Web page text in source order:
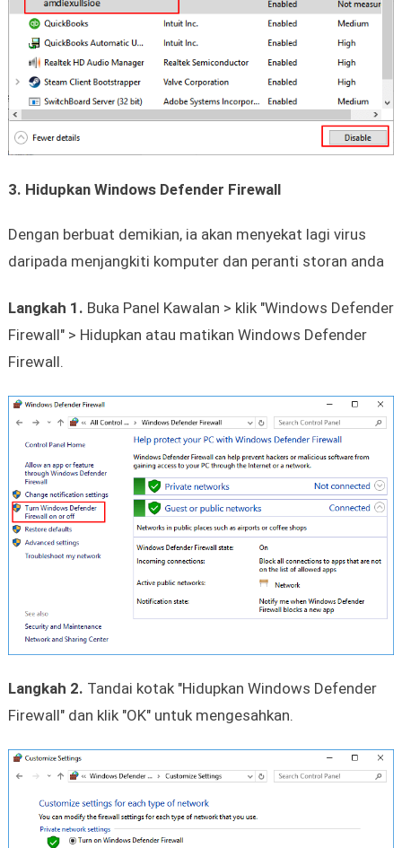
3. Hidupkan Windows Defender Firewall
Dengan berbuat demikian, ia akan menyekat lagi virus
daripada menjangkiti komputer dan peranti storan anda
Langkah 1. Buka Panel Kawalan > klik "Windows Defender
Firewall" > Hidupkan atau matikan Windows Defender
Firewall.
Langkah 2. Tandai kotak "Hidupkan Windows Defender
Firewall" dan klik "OK" untuk mengesahkan.